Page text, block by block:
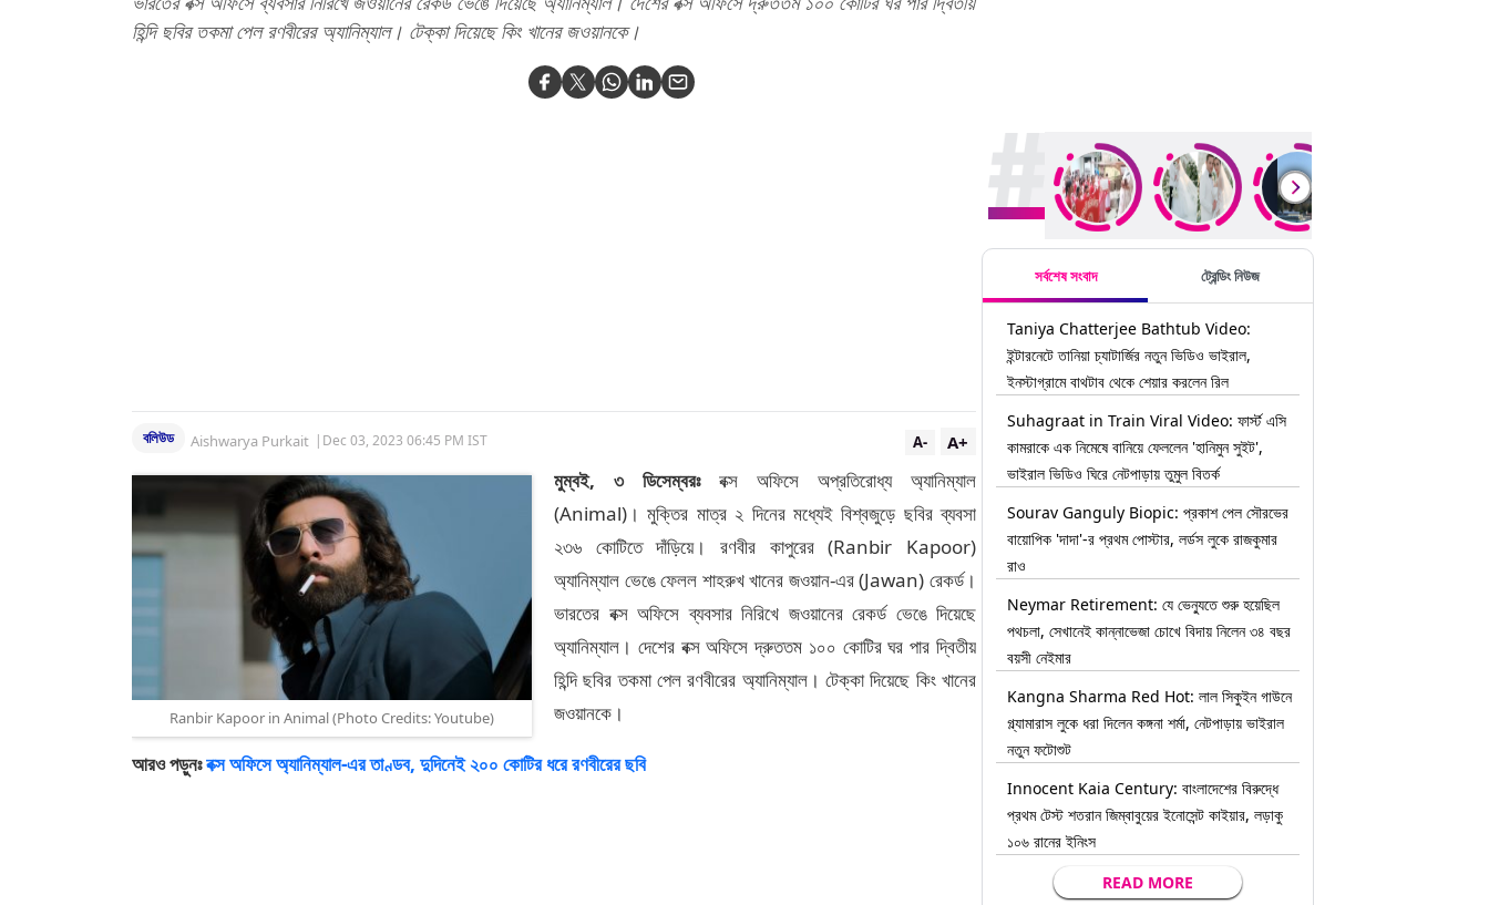
হিন্দি ছবির তকমা পেল রণবীরের অ্যানিম্যাল। টেক্কা দিয়েছে কিং খানের জওয়ানকে।
বলিউড Aishwarya Purkait | Dec 03, 2023 06:45 PM IST A+
A-
Ranbir Kapoor in Animal (Photo Credits: Youtube)
মুম্বই, ৩ ডিসেম্বরঃবক্স অফিসে অপ্রতিরোধ্য অ্যানিম্যাল
(Animal)। মুক্তির মাত্র ২ দিনের মধ্যেই বিশ্বজুড়ে ছবির ব্যবসা
২৩৬ কোটিতে দাঁড়িয়ে। রণবীর কাপুরের (Ranbir Kapoor)
অ্যানিম্যাল ভেঙে ফেলল শাহরুখ খানের জওয়ান-এর (Jawan) রেকর্ড।
ভারতের বক্স অফিসে ব্যবসার নিরিখে জওয়ানের রেকর্ড ভেঙে দিয়েছে
অ্যানিম্যাল। দেশের বক্স অফিসে দ্রুততম ১০০ কোটির ঘর পার দ্বিতীয়
হিন্দি ছবির তকমা পেল রণবীরের অ্যানিম্যাল। টেক্কা দিয়েছে কিং খানের
জওয়ানকে।
আরও পড়ুনঃবক্স অফিসে অ্যানিম্যাল-এর তাণ্ডব, দুদিনেই ২০০ কোটির ধরে রণবীরের ছবি
সর্বশেষ সংবাদ ট্রেন্ডিং নিউজ
Taniya Chatterjee Bathtub Video:
ইন্টারনেটে তানিয়া চ্যাটার্জির নতুন ভিডিও ভাইরাল,
ইনস্টাগ্রামে বাথটাব থেকে শেয়ার করলেন রিল
Suhagraat in Train Viral Video: ফার্স্ট এসি
কামরাকে এক নিমেষে বানিয়ে ফেললেন 'হানিমুন সুইট',
ভাইরাল ভিডিও ঘিরে নেটপাড়ায় তুমুল বিতর্ক
Sourav Ganguly Biopic: প্রকাশ পেল সৌরভের
বায়োপিক 'দাদা'-র প্রথম পোস্টার, লর্ডস লুকে রাজকুমার
রাও
Neymar Retirement: যে ভেন্যুতে শুরু হয়েছিল
পথচলা, সেখানেই কান্নাভেজা চোখে বিদায় নিলেন ৩৪ বছর
বয়সী নেইমার
Kangna Sharma Red Hot: লাল সিকুইন গাউনে
গ্ল্যামারাস লুকে ধরা দিলেন কঙ্গনা শর্মা, নেটপাড়ায় ভাইরাল
নতুন ফটোশুট
Innocent Kaia Century: বাংলাদেশের বিরুদ্ধে
প্রথম টেস্ট শতরান জিম্বাবুয়ের ইনোসেন্ট কাইয়ার, লড়াকু
১০৬ রানের ইনিংস
READ MORE